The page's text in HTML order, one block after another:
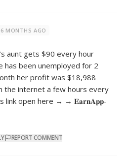
6 MONTHS AGO
aunt gets $90 every hour
has been unemployed for 2
her profit was $18,988
the internet a few hours every
link open here → → 𝐄­­­­𝐚­­­­𝐫­­­­𝐧­­­­𝐀­­­­𝐩­­­­­𝐩­­­­­
REPORT COMMENT